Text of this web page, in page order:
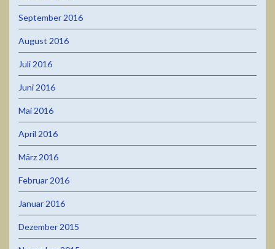
September 2016
August 2016
Juli 2016
Juni 2016
Mai 2016
April 2016
März 2016
Februar 2016
Januar 2016
Dezember 2015